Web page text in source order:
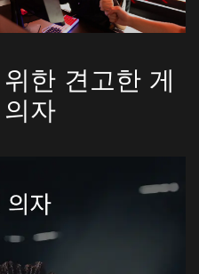
한 견고한 게
자